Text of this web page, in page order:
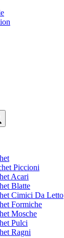
Piccioni
Acari
Blatte
Cimici Da Letto
Formiche
Mosche
Pulci
Ragni